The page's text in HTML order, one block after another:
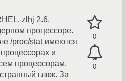
0
0
zlhj 2.6.
процессоре.
/proc/stat имеются
и
процессорам.
глюк. За